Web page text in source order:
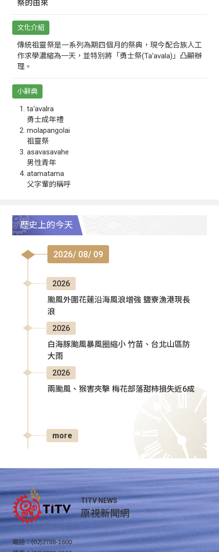
祭的由來
文化介紹
傳統祖靈祭是一系列為期四個月的祭典，現今配合族人工
作求學濃縮為一天，並特別將「勇士祭(Ta‘avala)」凸顯辦
理。
小辭典
ta‘avalra
勇士成年禮
molapangolai
祖靈祭
asavasavahe
男性青年
atamatama
父字輩的稱呼
歷史上的今天
2026/ 08/ 09
2026
颱風外圍花蓮沿海風浪增強 鹽寮漁港現長
浪
2026
白海豚颱風暴風圈縮小 竹苗、台北山區防
大雨
2026
兩颱風、猴害夾擊 梅花部落甜柿損失近6成
more
TITV NEWS
原視新聞網
電話：(02)2788-1600